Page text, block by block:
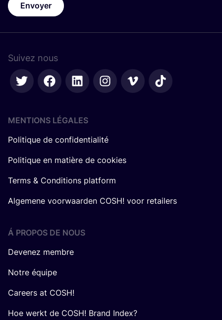
Envoyer
Suivez nous
MENTIONS LÉGALES
Politique de confidentialité
Politique en matière de cookies
Terms & Conditions platform
Algemene voorwaarden COSH! voor retailers
Á PROPOS DE NOUS
Devenez membre
Notre équipe
Careers at COSH!
Hoe werkt de COSH! Brand Index?